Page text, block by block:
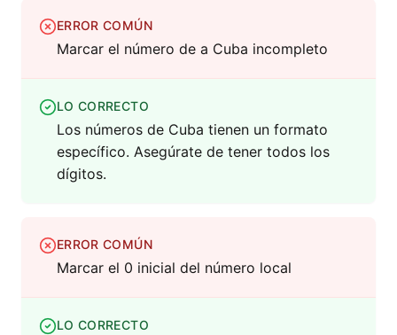
ERROR COMÚN
Marcar el número de a Cuba incompleto
LO CORRECTO
Los números de Cuba tienen un formato
específico. Asegúrate de tener todos los
dígitos.
ERROR COMÚN
Marcar el 0 inicial del número local
LO CORRECTO